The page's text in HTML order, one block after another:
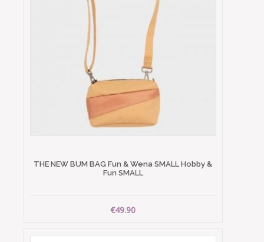
THE NEW BUM BAG Fun & Wena SMALL Hobby &
Fun SMALL
€49.90